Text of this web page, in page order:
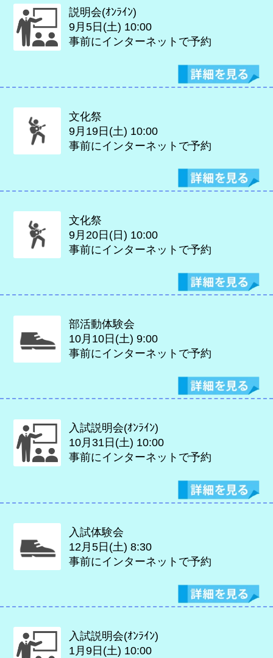
説明会(ｵﾝﾗｲﾝ)
9月5日(土) 10:00
事前にインターネットで予約
文化祭
9月19日(土) 10:00
事前にインターネットで予約
文化祭
9月20日(日) 10:00
事前にインターネットで予約
部活動体験会
10月10日(土)9:00
事前にインターネットで予約
入試説明会(ｵﾝﾗｲﾝ)
10月31日(土) 10:00
事前にインターネットで予約
入試体験会
12月5日(土)8:30
事前にインターネットで予約
入試説明会(ｵﾝﾗｲﾝ)
1月9日(土) 10:00